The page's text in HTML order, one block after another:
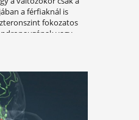
PROBLÉMÁJA:
ÉS LEHETSÉGES
férfi számára központi
csupán a testi egészséget,
is befolyásolja.